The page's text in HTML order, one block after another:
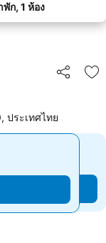
พัก, 1 ห้อง
แชร์ เ
ประเทศไทย